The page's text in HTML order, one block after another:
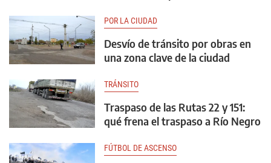
POR LA CIUDAD
Desvío de tránsito por obras en
una zona clave de la ciudad
TRÁNSITO
Traspaso de las Rutas 22 y 151:
qué frena el traspaso a Río Negro
FÚTBOL DE ASCENSO